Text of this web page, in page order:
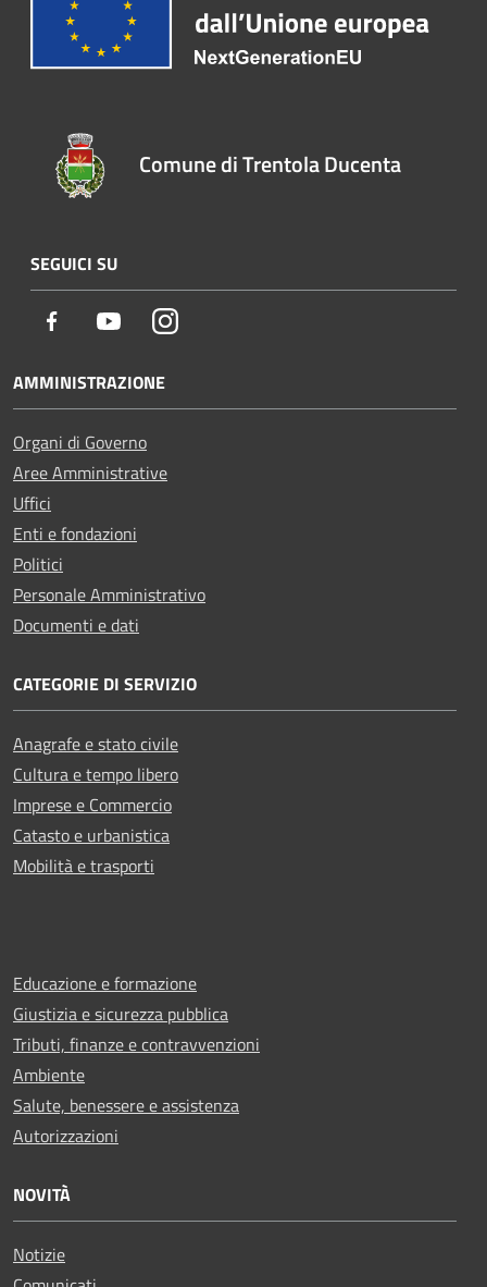
Comune di Trentola Ducenta
SEGUICI SU
Facebook YoutubeInstagram
AMMINISTRAZIONE
Organi di Governo
Aree Amministrative
Uffici
Enti e fondazioni
Politici
Personale Amministrativo
Documenti e dati
CATEGORIE DI SERVIZIO
Anagrafe e stato civile
Cultura e tempo libero
Imprese e Commercio
Catasto e urbanistica
Mobilità e trasporti
Educazione e formazione
Giustizia e sicurezza pubblica
Tributi, finanze e contravvenzioni
Ambiente
Salute, benessere e assistenza
Autorizzazioni
NOVITÀ
Notizie